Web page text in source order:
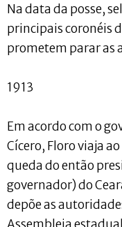
Na data da posse,
principais coronéis
prometem parar as
1913
Em acordo com o
Cícero, Floro viaja
queda do então
governador) do
depõe as